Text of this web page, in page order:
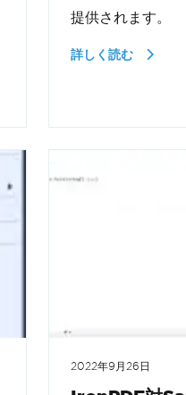
提供されます。
詳しく読む
2022年9月26日